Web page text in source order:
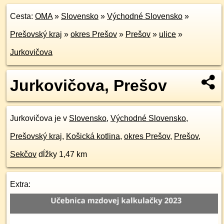
Cesta: OMA» Slovensko » Východné Slovensko »
Prešovský kraj » okres Prešov » Prešov » ulice »
Jurkovičova
Jurkovičova, Prešov
Jurkovičova je v Slovensko, Východné Slovensko,
Prešovský kraj, Košická kotlina, okres Prešov, Prešov,
Sekčov dĺžky 1,47 km
Extra: